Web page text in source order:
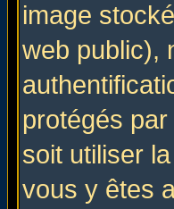
image
web public),
protégés
soit utiliser
vous y êtes